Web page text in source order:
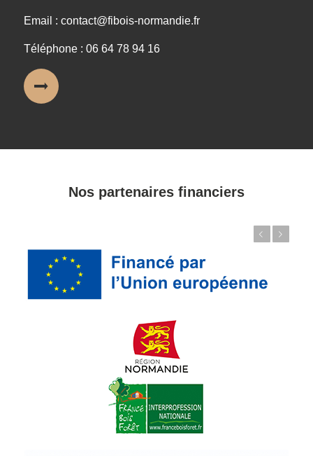
Email : contact@fibois-normandie.fr
Téléphone : 06 64 78 94 16
Nos partenaires financiers